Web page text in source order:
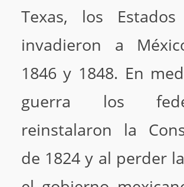
Texas, los
invadieron a
1846 y 1848. En
guerra los
reinstalaron la
de 1824 y al perder